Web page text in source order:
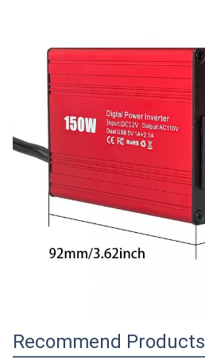
Recommend Products